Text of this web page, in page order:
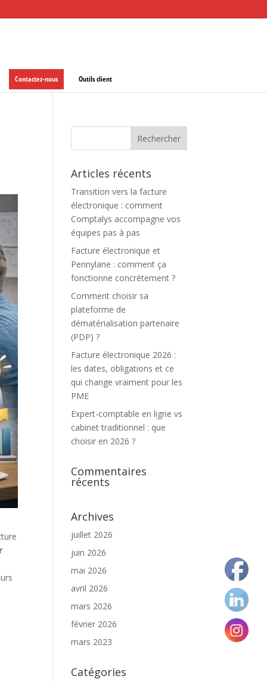
Contactez-nous Outils client
Articles récents
Transition vers la facture
électronique : comment
Comptalys accompagne vos
équipes pas à pas
Facture électronique et
Pennylane : comment ça
fonctionne concrètement ?
Comment choisir sa
plateforme de
dématérialisation partenaire
(PDP) ?
Facture électronique 2026 :
les dates, obligations et ce
qui change vraiment pour les
PME
Expert-comptable en ligne vs
cabinet traditionnel : que
choisir en 2026 ?
Commentaires
récents
Archives
juillet 2026
juin 2026
mai 2026
avril 2026
mars 2026
février 2026
mars 2023
Catégories